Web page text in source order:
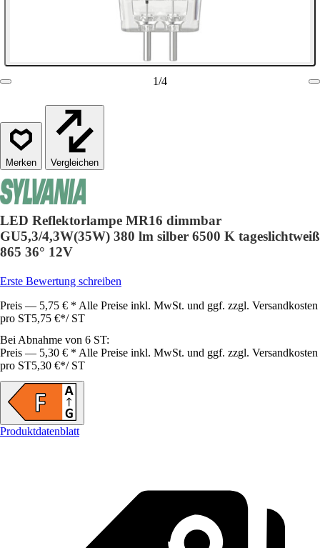
1/4
Vergleichen
LED Reflektorlampe MR16 dimmbar
GU5,3/4,3W(35W) 380 lm silber 6500 K tageslichtweiß
865 36° 12V
Erste Bewertung schreiben
Preis — 5,75 € * Alle Preise inkl. MwSt. und ggf. zzgl. Versandkosten
pro ST5,75 €*/ ST
Bei Abnahme von 6 ST:
Preis — 5,30 € * Alle Preise inkl. MwSt. und ggf. zzgl. Versandkosten
pro ST5,30 €*/ ST
Produktdatenblatt